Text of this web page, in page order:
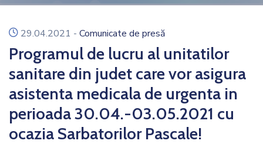
icon
29.04.2021 - Comunicate de presă
Programul de lucru al unitatilor
sanitare din judet care vor asigura
asistenta medicala de urgenta in
perioada 30.04.-03.05.2021 cu
ocazia Sarbatorilor Pascale!